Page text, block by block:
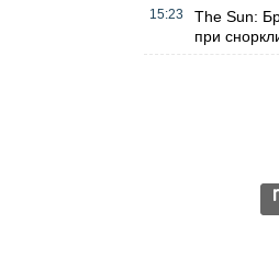
15:23
The Sun:
при